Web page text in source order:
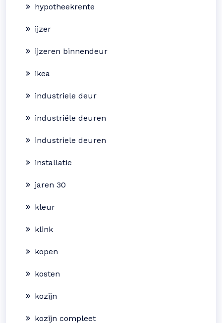
hypotheekrente
ijzer
ijzeren binnendeur
ikea
industriele deur
industriële deuren
industriele deuren
installatie
jaren 30
kleur
klink
kopen
kosten
kozijn
kozijn compleet